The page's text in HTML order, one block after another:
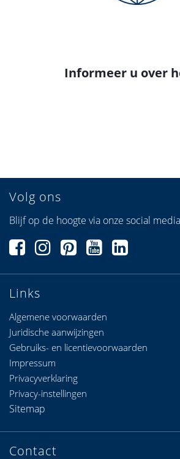
Informeer u over
Links
Algemene voorwaarden
Juridische aanwijzingen
Gebruiks- en licentievoorwaarden
Volg ons
Blijf op de hoogte via onze social
Contact
Impressum
Privacyverklaring
Privacy-instellingen
Sitemap